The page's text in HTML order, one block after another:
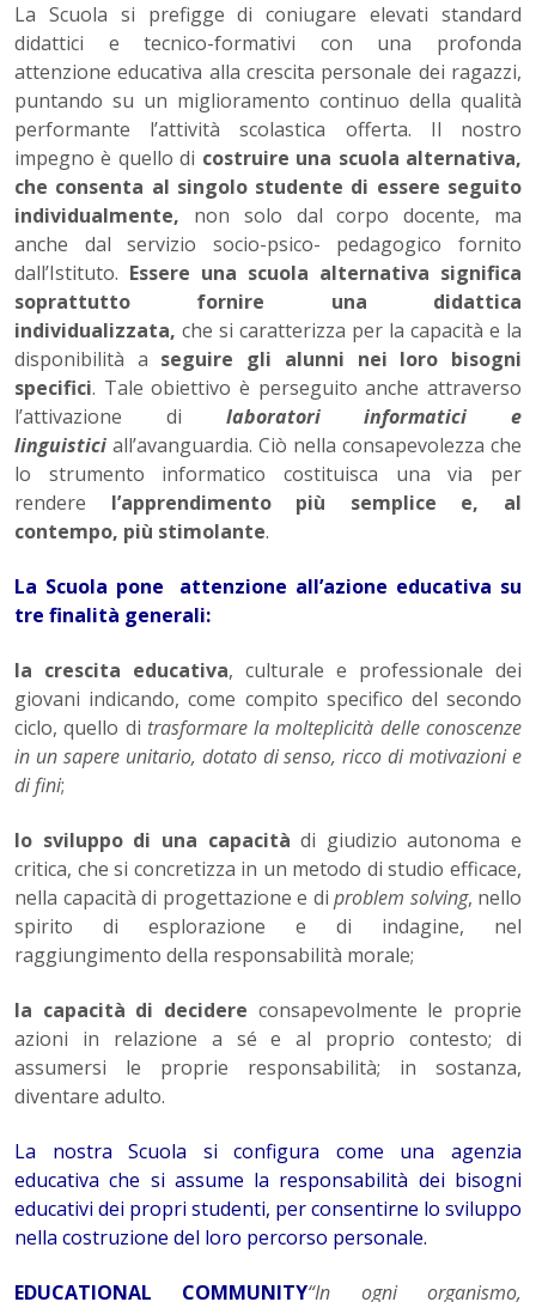
La Scuola si prefigge di coniugare elevati standard
didattici e tecnico-formativi con una profonda
attenzione educativa alla crescita personale dei ragazzi,
puntando su un miglioramento continuo della qualità
performante l’attività scolastica offerta. Il nostro
impegno è quello di costruire una scuola alternativa,
che consenta al singolo studente di essere seguito
individualmente, non solo dal corpo docente, ma
anche dal servizio socio-psico- pedagogico fornito
dall’Istituto. Essere una scuola alternativa significa
soprattutto fornire una didattica
individualizzata, che si caratterizza per la capacità e la
disponibilità a seguire gli alunni nei loro bisogni
specifici. Tale obiettivo è perseguito anche attraverso
l’attivazione di laboratori informatici e
linguistici all’avanguardia. Ciò nella consapevolezza che
lo strumento informatico costituisca una via per
rendere l’apprendimento più semplice e, al
contempo, più stimolante.
La Scuola pone attenzione all’azione educativa su
tre finalità generali:
la crescita educativa, culturale e professionale dei
giovani indicando, come compito specifico del secondo
ciclo, quello di trasformare la molteplicità delle conoscenze
in un sapere unitario, dotato di senso, ricco di motivazioni e
di fini;
lo sviluppo di una capacità di giudizio autonoma e
critica, che si concretizza in un metodo di studio efficace,
nella capacità di progettazione e di problem solving, nello
spirito di esplorazione e di indagine, nel
raggiungimento della responsabilità morale;
la capacità di decidere consapevolmente le proprie
azioni in relazione a sé e al proprio contesto; di
assumersi le proprie responsabilità; in sostanza,
diventare adulto.
La nostra Scuola si configura come una agenzia
educativa che si assume la responsabilità dei bisogni
educativi dei propri studenti, per consentirne lo sviluppo
nella costruzione del loro percorso personale.
EDUCATIONAL COMMUNITY“In ogni organismo,